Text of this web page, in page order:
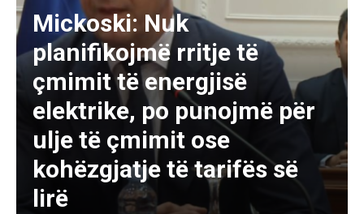
Mickoski: Nuk
planifikojmë rritje të
çmimit të energjisë
elektrike, po punojmë për
ulje të çmimit ose
kohëzgjatje të tarifës së
lirë